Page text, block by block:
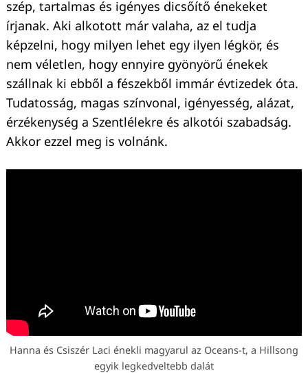
szép, tartalmas és igényes dicsőítő énekeket
írjanak. Aki alkotott már valaha, az el tudja
képzelni, hogy milyen lehet egy ilyen légkör, és
nem véletlen, hogy ennyire gyönyörű énekek
szállnak ki ebből a fészekből immár évtizedek óta.
Tudatosság, magas színvonal, igényesség, alázat,
érzékenység a Szentlélekre és alkotói szabadság.
Akkor ezzel meg is volnánk.
Hanna és Csiszér Laci énekli magyarul az Oceans-t, a Hillsong
egyik legkedveltebb dalát